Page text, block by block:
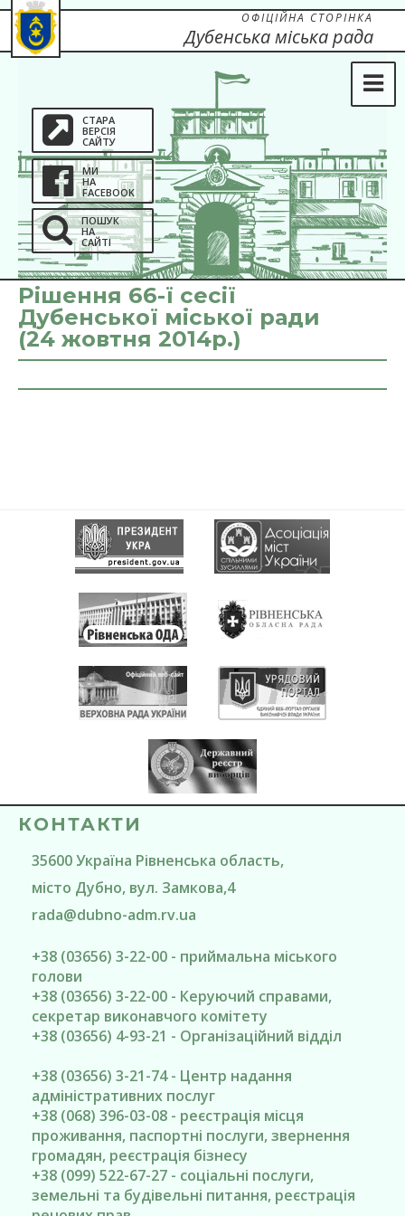
СТАРА
ВЕРСІЯ
САЙТУ
МИ
НА
FACEBOOK
ПОШУК
НА
САЙТІ
ОФІЦІЙНА СТОРІНКА
Дубенська міська рада
Рішення 66-ї сесії
Дубенської міської ради
(24 жовтня 2014р.)
КОНТАКТИ
35600Україна Рівненська область,
місто Дубно, вул. Замкова,4
rada@dubno-adm.rv.ua
+38 (03656) 3-22-00 - приймальна міського
голови
+38 (03656) 3-22-00 - Керуючий справами,
секретар виконавчого комітету
+38 (03656) 4-93-21 - Організаційний відділ
+38 (03656) 3-21-74 - Центр надання
адміністративних послуг
+38 (068) 396-03-08 - реєстрація місця
проживання, паспортні послуги, звернення
громадян, реєстрація бізнесу
+38 (099) 522-67-27 - соціальні послуги,
земельні та будівельні питання, реєстрація